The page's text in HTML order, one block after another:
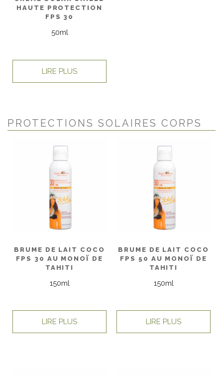
HAUTE PROTECTION
FPS 30
50ml
LIRE PLUS
PROTECTIONS SOLAIRES CORPS
BRUME DE LAIT COCO
FPS 30 AU MONOÏ DE
TAHITI
150ml
LIRE PLUS
BRUME DE LAIT COCO
FPS 50 AU MONOÏ DE
TAHITI
150ml
LIRE PLUS